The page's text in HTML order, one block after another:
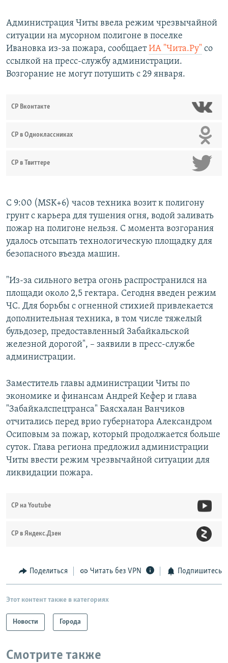
Все сайты РСЕ/РС
Администрация Читы ввела режим чрезвычайной
ситуации на мусорном полигоне в поселке
Ивановка из-за пожара, сообщаетИА "Чита.Ру" со
ссылкой на пресс-службу администрации.
Возгорание не могут потушить с 29 января.
СР Вконтакте
СР в Одноклассниках
СР в Твиттере
С 9:00 (MSK+6) часов техника возит к полигону
грунт с карьера для тушения огня, водой заливать
пожар на полигоне нельзя. С момента возгорания
удалось отсыпать технологическую площадку для
безопасного въезда машин.
"Из-за сильного ветра огонь распространился на
площади около 2,5 гектара. Сегодня введен режим
ЧС. Для борьбы с огненной стихией привлекается
дополнительная техника, в том числе тяжелый
бульдозер, предоставленный Забайкальской
железной дорогой", – заявили в пресс-службе
администрации.
Заместитель главы администрации Читы по
экономике и финансам Андрей Кефер и глава
"Забайкалспецтранса" Баясхалан Ванчиков
отчитались перед врио губернатора Александром
Осиповым за пожар, который продолжается больше
суток. Глава региона предложил администрации
Читы ввести режим чрезвычайной ситуации для
ликвидации пожара.
СР на Youtube
СР в Яндекс.Дзен
Поделиться Читать без VPN Подпишитесь
Этот контент также в категориях
Новости Города
Смотрите также